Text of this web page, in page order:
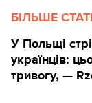
БІЛЬШЕ
У Польщі
українців:
тривогу, —